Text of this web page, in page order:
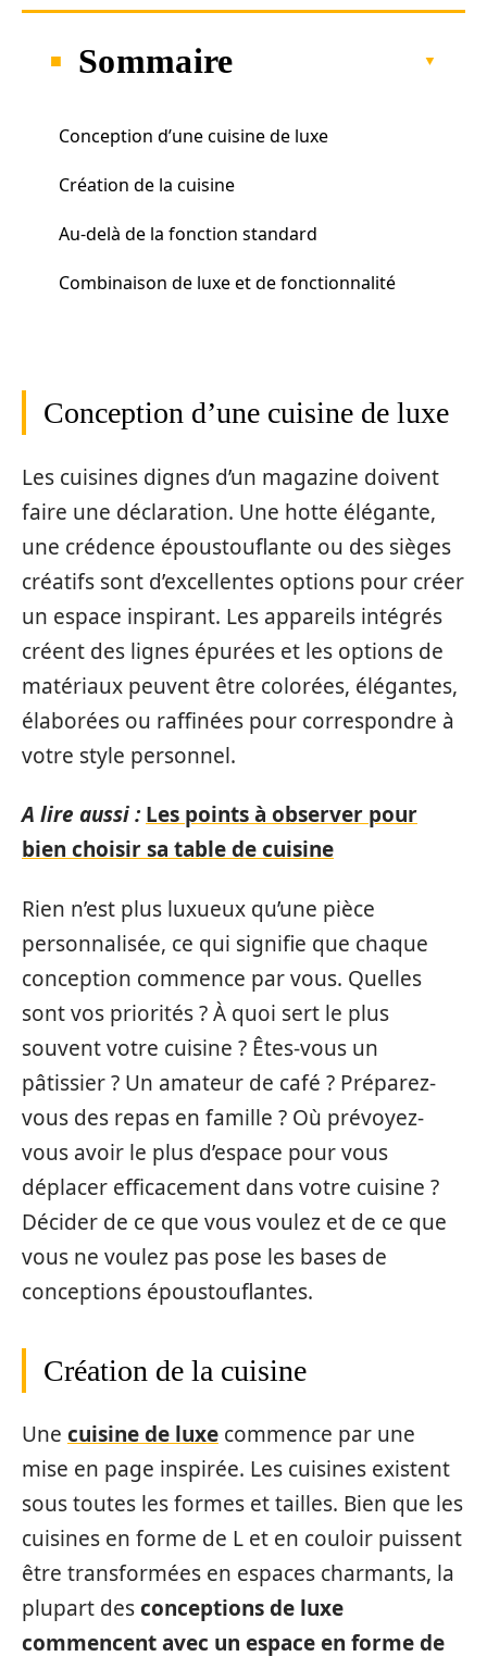
Sommaire
Conception d’une cuisine de luxe
Création de la cuisine
Au-delà de la fonction standard
Combinaison de luxe et de fonctionnalité
Conception d’une cuisine de luxe
Les cuisines dignes d’un magazine doivent
faire une déclaration. Une hotte élégante,
une crédence époustouflante ou des sièges
créatifs sont d’excellentes options pour créer
un espace inspirant. Les appareils intégrés
créent des lignes épurées et les options de
matériaux peuvent être colorées, élégantes,
élaborées ou raffinées pour correspondre à
votre style personnel.
A lire aussi : Les points à observer pour
bien choisir sa table de cuisine
Rien n’est plus luxueux qu’une pièce
personnalisée, ce qui signifie que chaque
conception commence par vous. Quelles
sont vos priorités ? À quoi sert le plus
souvent votre cuisine ? Êtes-vous un
pâtissier ? Un amateur de café ? Préparez-
vous des repas en famille ? Où prévoyez-
vous avoir le plus d’espace pour vous
déplacer efficacement dans votre cuisine ?
Décider de ce que vous voulez et de ce que
vous ne voulez pas pose les bases de
conceptions époustouflantes.
Création de la cuisine
Une cuisine de luxe commence par une
mise en page inspirée. Les cuisines existent
sous toutes les formes et tailles. Bien que les
cuisines en forme de L et en couloir puissent
être transformées en espaces charmants, la
plupart desconceptions de luxe
commencent avec un espace en forme de